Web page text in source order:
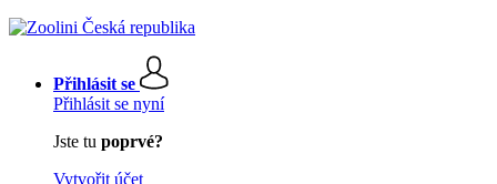
Přihlásit se
Přihlásit se nyní
Jste tu poprvé?
Vytvořit účet